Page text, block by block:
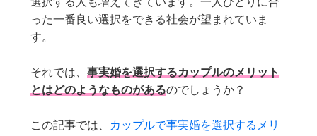
った一番良い選択をできる社会が望まれていま
す。
それでは、事実婚を選択するカップルのメリット
とはどのようなものがあるのでしょうか？
この記事では、
カップルで事実婚を選択するメリ